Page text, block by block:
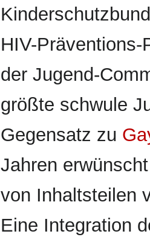
HIV-
der Jugend-
größte schwule
Gegensatz zu
Jahren
von Inhaltsteilen
Eine Integration